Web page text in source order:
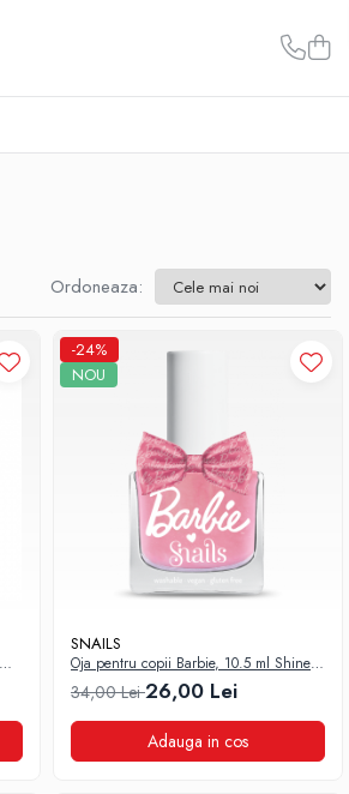
Ordoneaza:
-24%
NOU
SNAILS
Oja pentru copii Barbie, 10.5 ml Shine
Bright
34,00 Lei26,00 Lei
Adauga in cos